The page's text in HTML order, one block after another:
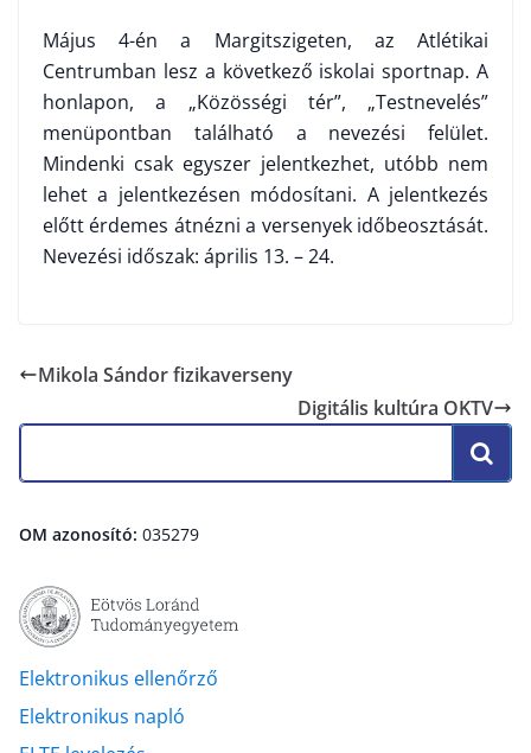
Május 4-én a Margitszigeten, az Atlétikai
Centrumban lesz a következő iskolai sportnap. A
honlapon, a „Közösségi tér”, „Testnevelés”
menüpontban található a nevezési felület.
Mindenki csak egyszer jelentkezhet, utóbb nem
lehet a jelentkezésen módosítani. A jelentkezés
előtt érdemes átnézni a versenyek időbeosztását.
Nevezési időszak: április 13. – 24.
Mikola Sándor fizikaverseny
Digitális kultúra OKTV
OM azonosító: 035279
Elektronikus ellenőrző
Elektronikus napló